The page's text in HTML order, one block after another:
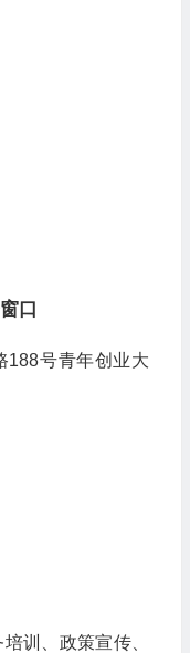
口
188号青年创业大
训、政策宣传、